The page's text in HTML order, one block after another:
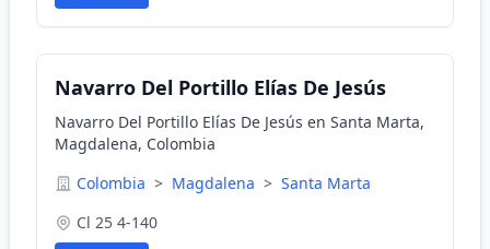
Navarro Del Portillo Elías De Jesús
Navarro Del Portillo Elías De Jesús en Santa Marta,
Magdalena, Colombia
Colombia > Magdalena > Santa Marta
Cl 25 4-140